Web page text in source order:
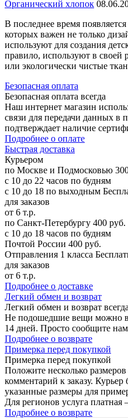
Органический хлопок
В последнее время
которых важен не только
используют для создания
правило, используют в своей
или экологически чистые
Безопасная оплата
Безопасная оплата всегда
Наш интернет магазин
связи для передачи данных в
подтверждает наличие
Подробнее о оплате
Быстрая доставка
Курьером
по Москве и Подмосковью
с 10 до 22 часов по будням
с 10 до 18 по выходным
для заказов
от 6 т.р.
по Санкт-Петербургу 400 руб.
с 10 до 18 часов по будням
Почтой России 400 руб.
Отправления 1 класса
для заказов
от 6 т.р.
Подробнее о доставке
Легкий обмен и возврат
Легкий обмен и возврат всегда
Не подошедшие вещи можно
14 дней. Просто сообщите
Подробнее о возврате
Примерка перед покупкой
Примерка перед покупкой
Положите несколько размеров
комментарий к заказу. Курьер
указанные размеры для
Для регионов услуга платная
Подробнее о возврате